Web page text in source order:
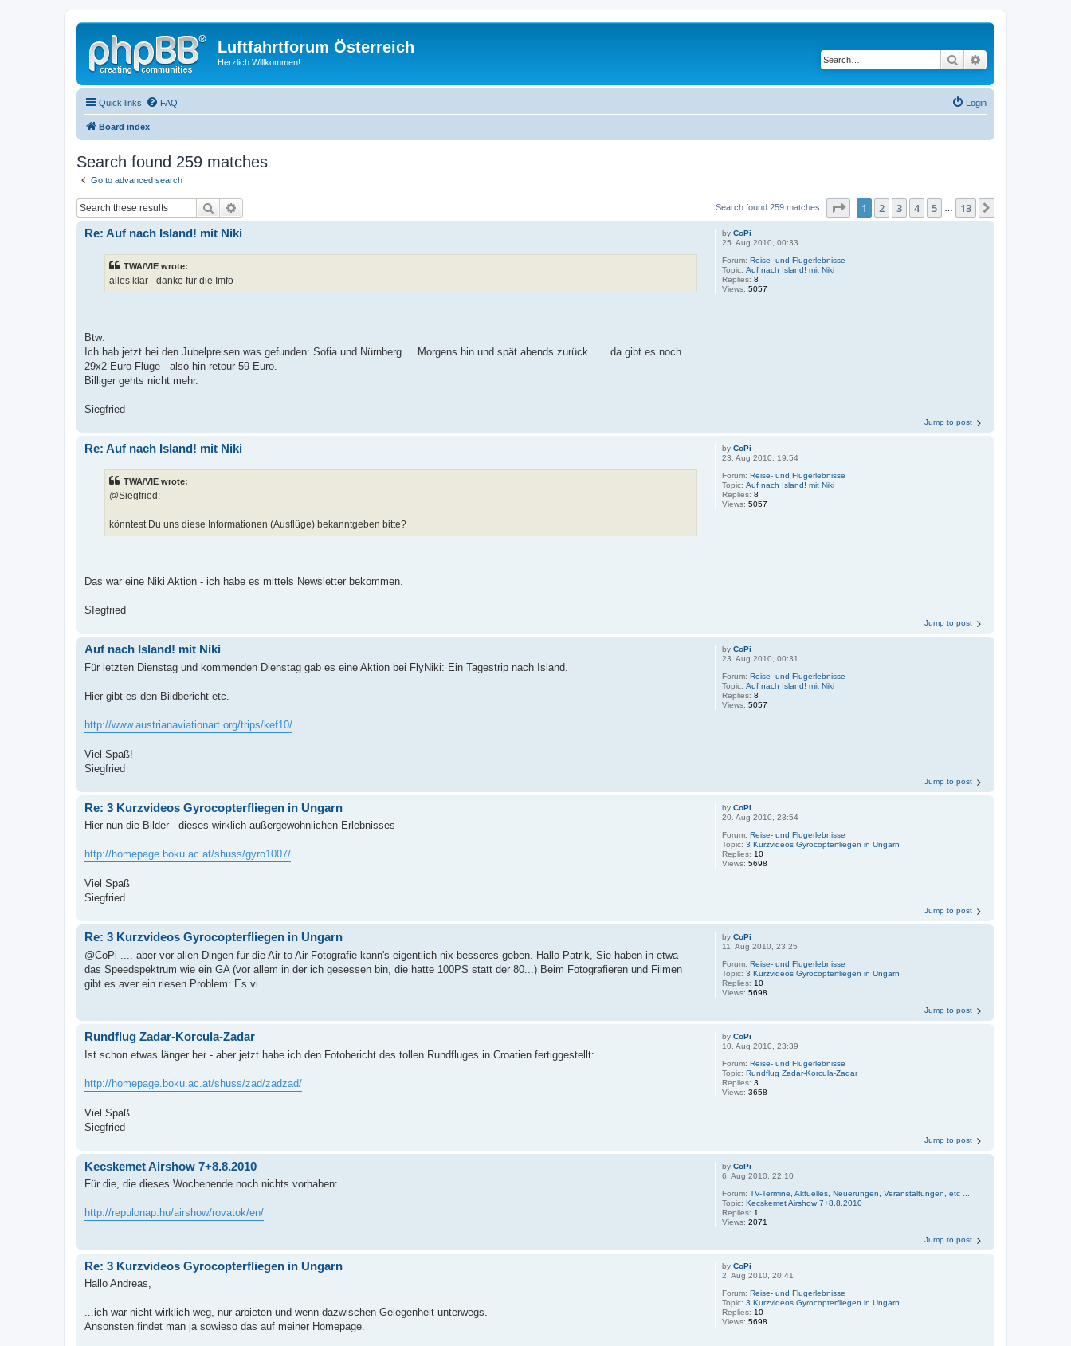
Luftfahrtforum Österreich
Herzlich Willkommen! Search
Quick links FAQ Login
Board index
Search found 259 matches
Go to advanced search
Search Search found 259 matches Page of 13
1 2 3 4 5 13
byCoPi
25. Aug 2010, 00:33
Forum:Reise- und Flugerlebnisse
Topic:Auf nach Island! mit Niki
Replies:8
Views:5057
Re: Auf nach Island! mit Niki
TWA/VIE wrote:
alles klar - danke für die Imfo
Btw:
Ich hab jetzt bei den Jubelpreisen was gefunden: Sofia und Nürnberg ... Morgens hin und spät abends zurück...... da gibt es noch
29x2 Euro Flüge - also hin retour 59 Euro.
Billiger gehts nicht mehr.
Siegfried
Jump to post
byCoPi
23. Aug 2010, 19:54
Forum:Reise- und Flugerlebnisse
Topic:Auf nach Island! mit Niki
Replies:8
Views:5057
Re: Auf nach Island! mit Niki
TWA/VIE wrote:
@Siegfried:
könntest Du uns diese Informationen (Ausflüge) bekanntgeben bitte?
Das war eine Niki Aktion - ich habe es mittels Newsletter bekommen.
SIegfried
Jump to post
byCoPi
23. Aug 2010, 00:31
Forum: Reise- und Flugerlebnisse
Topic:Auf nach Island! mit Niki
Replies:8
Views:5057
Auf nach Island! mit Niki
Für letzten Dienstag und kommenden Dienstag gab es eine Aktion bei FlyNiki: Ein Tagestrip nach Island.
Hier gibt es den Bildbericht etc.
http://www.austrianaviationart.org/trips/kef10/
Viel Spaß!
Siegfried
Jump to post
byCoPi
20. Aug 2010, 23:54
Forum:Reise- und Flugerlebnisse
Topic:3 Kurzvideos Gyrocopterfliegen in Ungarn
Replies: 10
Views:5698
Re: 3 Kurzvideos Gyrocopterfliegen in Ungarn
Hier nun die Bilder - dieses wirklich außergewöhnlichen Erlebnisses
http://homepage.boku.ac.at/shuss/gyro1007/
Viel Spaß
Siegfried
Jump to post
byCoPi
11. Aug 2010, 23:25
Forum: Reise- und Flugerlebnisse
Topic:3 Kurzvideos Gyrocopterfliegen in Ungarn
Replies:10
Views:5698
Re: 3 Kurzvideos Gyrocopterfliegen in Ungarn
@CoPi .... aber vor allen Dingen für die Air to Air Fotografie kann's eigentlich nix besseres geben. Hallo Patrik, Sie haben in etwa
das Speedspektrum wie ein GA (vor allem in der ich gesessen bin, die hatte 100PS statt der 80...) Beim Fotografieren und Filmen
gibt es aver ein riesen Problem: Es vi...
Jump to post
byCoPi
10. Aug 2010, 23:39
Forum: Reise- und Flugerlebnisse
Topic: Rundflug Zadar-Korcula-Zadar
Replies:3
Views:3658
Rundflug Zadar-Korcula-Zadar
Ist schon etwas länger her - aber jetzt habe ich den Fotobericht des tollen Rundfluges in Croatien fertiggestellt:
http://homepage.boku.ac.at/shuss/zad/zadzad/
Viel Spaß
Siegfried
Jump to post
byCoPi
6. Aug 2010, 22:10
Forum:TV-Termine, Aktuelles, Neuerungen, Veranstaltungen, etc ...
Topic:Kecskemet Airshow 7+8.8.2010
Replies: 1
Views:2071
Kecskemet Airshow 7+8.8.2010
Für die, die dieses Wochenende noch nichts vorhaben:
http://repulonap.hu/airshow/rovatok/en/
Jump to post
byCoPi
2. Aug 2010, 20:41
Forum:Reise- und Flugerlebnisse
Topic:3 Kurzvideos Gyrocopterfliegen in Ungarn
Replies: 10
Views:5698
Re: 3 Kurzvideos Gyrocopterfliegen in Ungarn
Hallo Andreas,
...ich war nicht wirklich weg, nur arbieten und wenn dazwischen Gelegenheit unterwegs.
Ansonsten findet man ja sowieso das auf meiner Homepage.